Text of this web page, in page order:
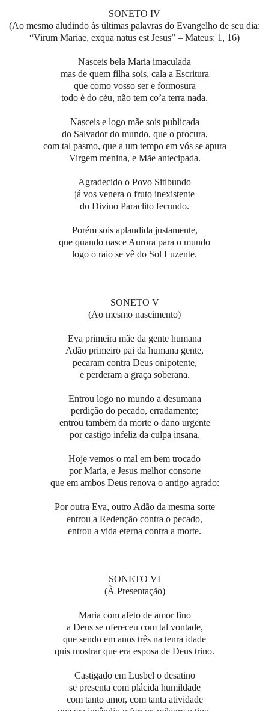
SONETO IV
(Ao mesmo aludindo às últimas palavras do Evangelho de seu dia:
“Virum Mariae, exqua natus est Jesus” – Mateus: 1, 16)
Nasceis bela Maria imaculada
mas de quem filha sois, cala a Escritura
que como vosso ser e formosura
todo é do céu, não tem co’a terra nada.
Nasceis e logo mãe sois publicada
do Salvador do mundo, que o procura,
com tal pasmo, que a um tempo em vós se apura
Virgem menina, e Mãe antecipada.
Agradecido o Povo Sitibundo
já vos venera o fruto inexistente
do Divino Paraclito fecundo.
Porém sois aplaudida justamente,
que quando nasce Aurora para o mundo
logo o raio se vê do Sol Luzente.
SONETO V
(Ao mesmo nascimento)
Eva primeira mãe da gente humana
Adão primeiro pai da humana gente,
pecaram contra Deus onipotente,
e perderam a graça soberana.
Entrou logo no mundo a desumana
perdição do pecado, erradamente;
entrou também da morte o dano urgente
por castigo infeliz da culpa insana.
Hoje vemos o mal em bem trocado
por Maria, e Jesus melhor consorte
que em ambos Deus renova o antigo agrado:
Por outra Eva, outro Adão da mesma sorte
entrou a Redenção contra o pecado,
entrou a vida eterna contra a morte.
SONETO VI
(À Presentação)
Maria com afeto de amor fino
a Deus se ofereceu com tal vontade,
que sendo em anos três na tenra idade
quis mostrar que era esposa de Deus trino.
Castigado em Lusbel o desatino
se presenta com plácida humildade
com tanto amor, com tanta atividade